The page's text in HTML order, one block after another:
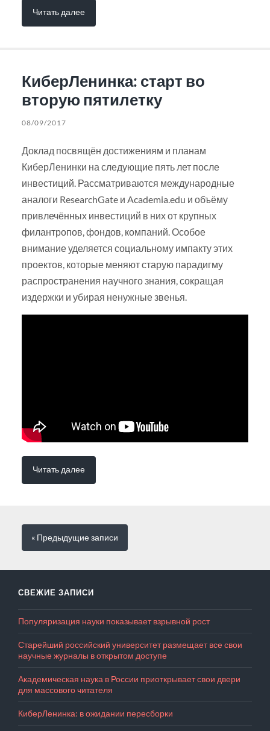
Читать далее
КиберЛенинка: старт во
вторую пятилетку
08/09/2017
Доклад посвящён достижениям и планам
КиберЛенинки на следующие пять лет после
инвестиций. Рассматриваются международные
аналоги ResearchGate и Academia.edu и объёму
привлечённых инвестиций в них от крупных
филантропов, фондов, компаний. Особое
внимание уделяется социальному импакту этих
проектов, которые меняют старую парадигму
распространения научного знания, сокращая
издержки и убирая ненужные звенья.
Читать далее
« Предыдущиезаписи
СВЕЖИЕ ЗАПИСИ
Популяризация науки показывает взрывной рост
Старейший российский университет размещает все свои
научные журналы в открытом доступе
Академическая наука в России приоткрывает свои двери
для массового читателя
КиберЛенинка: в ожидании пересборки